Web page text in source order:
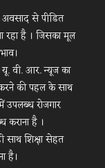
से पीडित
रहा है । जिसका मूल
वी. आर. न्यूज का
की पहल के साथ
रोजगार
कराना है ।
साथ शिक्षा सेहत
है।